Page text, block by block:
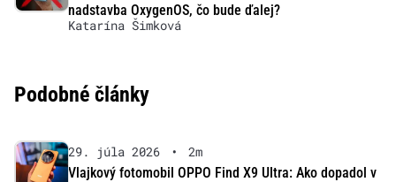
nadstavba OxygenOS, čo bude ďalej?
Katarína Šimková
Podobné články
29. júla 2026 •
2m
Vlajkový fotomobil OPPO Find X9 Ultra: Ako dopadol v